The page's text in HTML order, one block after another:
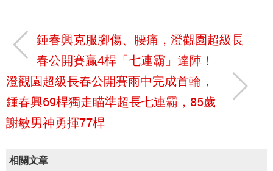
鍾春興克服腳傷、腰痛，澄觀園超級長
春公開賽贏4桿「七連霸」達陣！
澄觀園超級長春公開賽雨中完成首輪，
鍾春興69桿獨走瞄準超長七連霸，85歲
謝敏男神勇揮77桿
相關文章